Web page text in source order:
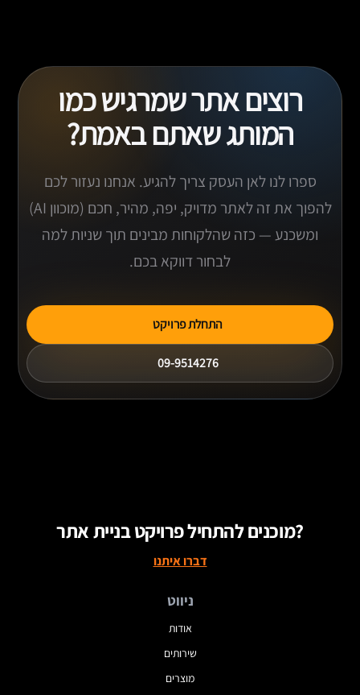
רוצים אתר שמרגיש כמו
המותג שאתם באמת?
ספרו לנו לאן העסק צריך להגיע. אנחנו נעזור לכם
להפוך את זה לאתר מדויק, יפה, מהיר, חכם (מוכוון AI)
ומשכנע — כזה שהלקוחות מבינים תוך שניות למה
לבחור דווקא בכם.
התחלת פרויקט
09-9514276
מוכנים להתחיל פרויקט בניית אתר?
דברו איתנו
ניווט
אודות
שירותים
מוצרים